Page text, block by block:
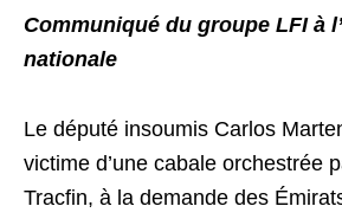
Communiqué du groupe LFI à
nationale
Le député insoumis Carlos
victime d’une cabale orchestrée
Tracfin, à la demande des